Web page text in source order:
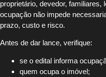
proprietário, devedor, familiares,
ocupação não impede
prazo, custo e risco.
Antes de dar lance, verifique:
se o edital informa
quem ocupa o imóvel;